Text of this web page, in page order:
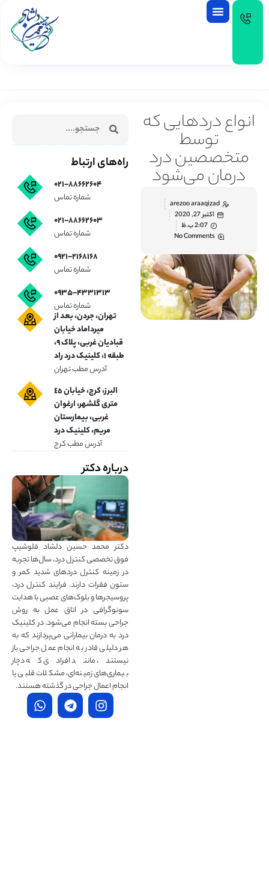
انواع دردهایی که
توسط
متخصصین درد
درمان می‌شود
arezoo araaqizad
اکتبر 27, 2020
2:07 ب.ظ
No Comments
راه‌های ارتباط
۰۲۱-۸۸۶۶۲۶۰۴
شماره تماس
۰۲۱-۸۸۶۶۲۶۰۳
شماره تماس
۰۹۲۱-۲۱۶۸۱۶۸
شماره تماس
۰۹۳۵-۴۳۳۱۳۱۳
شماره تماس
تهران، جردن، بعد از
میرداماد خیابان
قبادیان غربی، پلاک ۹،
طبقه ۱، کلینیک درد راد
آدرس مطب تهران
البرز، کرج، خیابان ٤٥
متری گلشهر، ارغوان
غربی، بیمارستان
مریم، کلینیک درد
آدرس مطب کرج
درباره دکتر
دکتر محمد حسین دلشاد فلوشیپ
فوق تخصصی کنترل درد، سال‌ها تجربه
در زمینه کنترل دردهای شدید کمر و
ستون فقرات دارند. فرایند کنترل درد،
پروسیجرها و بلوک‌های عصبی با هدایت
سونوگرافی در اتاق عمل به روش
جراحی بسته انجام می‌شود. در کلینیک
درد به درمان‌ بیمارانی می‌پردازند که به
هر دلیلی قادر به انجام عمل جراحی باز
نیستند، مانند افرادی که دچار
بیماری‌های زمینه‌ای، مشکلات قلبی یا
انجام اعمال جراحی در گذشته هستند.